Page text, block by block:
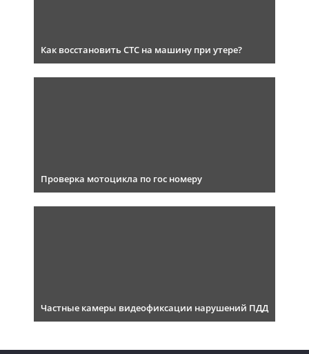
Как восстановить СТС на машину при утере?
Проверка мотоцикла по гос номеру
Частные камеры видеофиксации нарушений ПДД